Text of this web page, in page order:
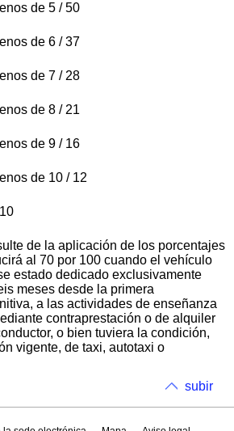
de 5 / 50
de 6 / 37
de 7 / 28
de 8 / 21
de 9 / 16
de 10 / 12
de la aplicación de los porcentajes
al 70 por 100 cuando el vehículo
estado dedicado exclusivamente
meses desde la primera
a las actividades de enseñanza
contraprestación o de alquiler
o bien tuviera la condición,
vigente, de taxi, autotaxi o
subir